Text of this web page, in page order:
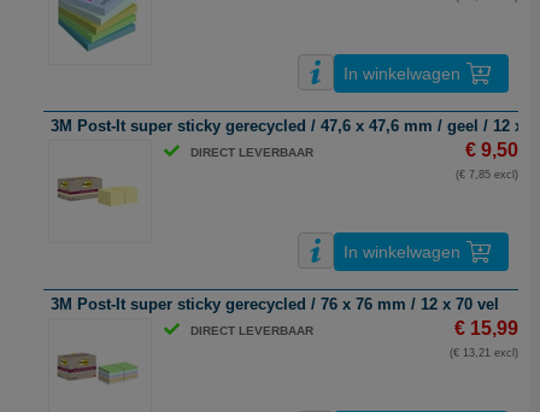
In winkelwagen
3M Post-It super sticky gerecycled / 47,6 x 47,6 mm / geel / 12 x
DIRECT LEVERBAAR € 9,50
(€ 7,85 excl)
In winkelwagen
3M Post-It super sticky gerecycled / 76 x 76 mm / 12 x 70 vel
DIRECT LEVERBAAR € 15,99
(€ 13,21 excl)